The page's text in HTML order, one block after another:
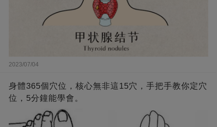
2023/07/04
身體365個穴位，核心無非這15穴，手把手教你定穴
位，5分鐘能學會。